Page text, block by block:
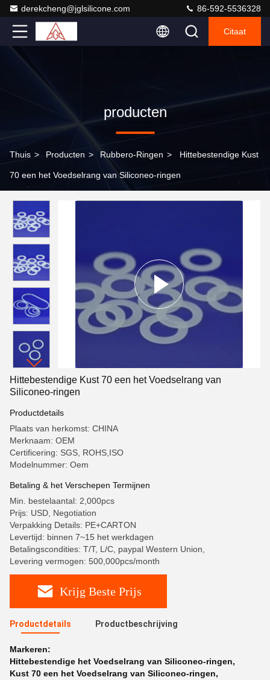
derekcheng@jglsilicone.com 86-592-5536328
Citaat
producten
Thuis > Producten > Rubbero-Ringen > Hittebestendige Kust
70 een het Voedselrang van Siliconeo-ringen
Hittebestendige Kust 70 een het Voedselrang van
Siliconeo-ringen
Productdetails
Plaats van herkomst: CHINA
Merknaam: OEM
Certificering: SGS, ROHS,ISO
Modelnummer: Oem
Betaling & het Verschepen Termijnen
Min. bestelaantal: 2,000pcs
Prijs: USD, Negotiation
Verpakking Details: PE+CARTON
Levertijd: binnen 7~15 het werkdagen
Betalingscondities: T/T, L/C, paypal Western Union,
Levering vermogen: 500,000pcs/month
Krijg Beste Prijs
Productdetails Productbeschrijving
Markeren:
Hittebestendige het Voedselrang van Siliconeo-ringen,
Kust 70 een het Voedselrang van Siliconeo-ringen,